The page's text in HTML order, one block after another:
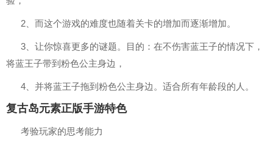
2、而这个游戏的难度也随着关卡的增加而逐渐增加。
3、让你惊喜更多的谜题。目的：在不伤害蓝王子的情况下，
将蓝王子带到粉色公主身边，
4、并将蓝王子拖到粉色公主身边。适合所有年龄段的人。
复古岛元素正版手游特色
考验玩家的思考能力